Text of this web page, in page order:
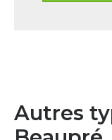
Autres